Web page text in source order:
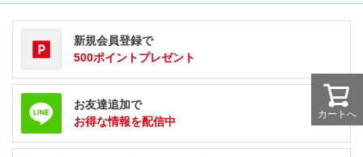
カートへ
新規会員登録で
500ポイントプレゼント
お友達追加で
お得な情報を配信中